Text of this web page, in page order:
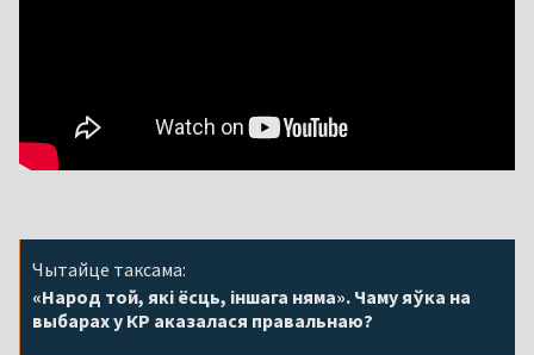
Чытайце таксама:
«Народ той, які ёсць, іншага няма». Чаму яўка на
выбарах у КР аказалася правальнаю?